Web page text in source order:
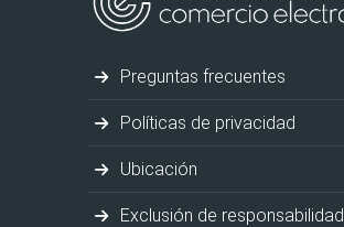
Preguntas frecuentes
Políticas de privacidad
Ubicación
Exclusión de responsabilidad